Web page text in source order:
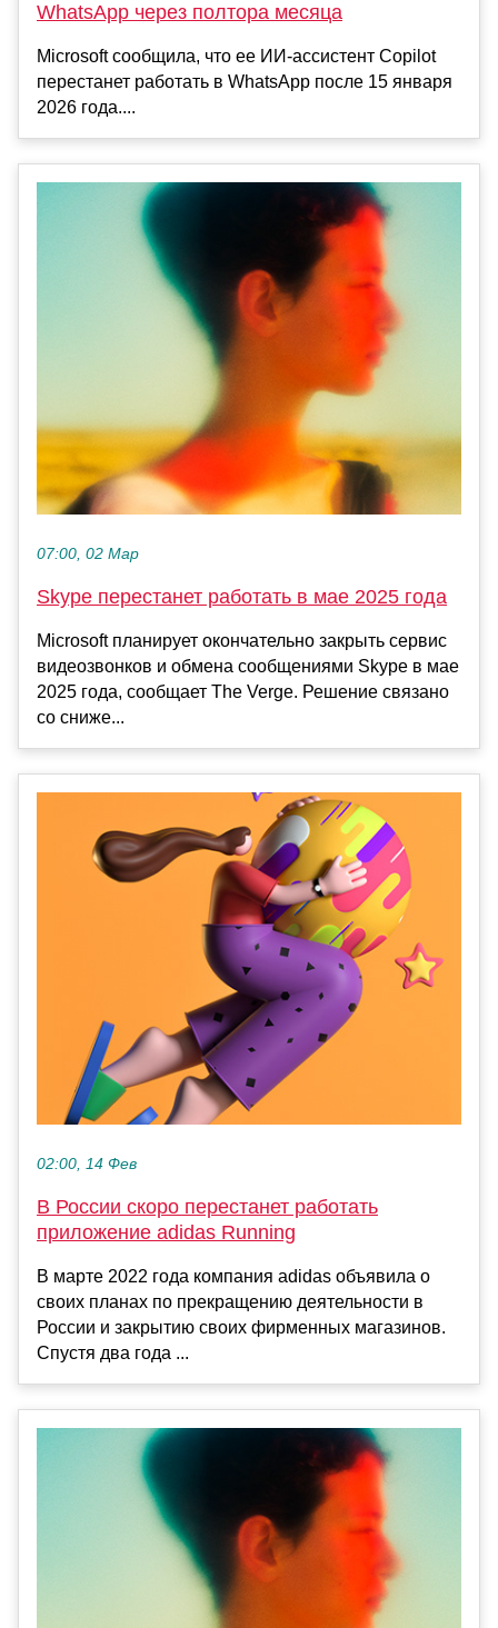
WhatsApp через полтора месяца
Microsoft сообщила, что ее ИИ-ассистент Copilot
перестанет работать в WhatsApp после 15 января
2026 года....
07:00, 02 Мар
Skype перестанет работать в мае 2025 года
Microsoft планирует окончательно закрыть сервис
видеозвонков и обмена сообщениями Skype в мае
2025 года, сообщает The Verge. Решение связано
со сниже...
02:00, 14 Фев
В России скоро перестанет работать
приложение adidas Running
В марте 2022 года компания adidas объявила о
своих планах по прекращению деятельности в
России и закрытию своих фирменных магазинов.
Спустя два года ...